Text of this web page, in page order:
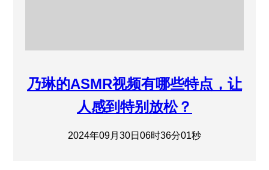
乃琳的ASMR视频有哪些特点，让
人感到特别放松？
2024年09月30日06时36分01秒